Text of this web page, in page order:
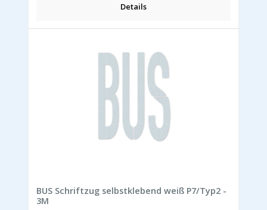
Details
BUS Schriftzug selbstklebend weiß P7/Typ2 -
3M